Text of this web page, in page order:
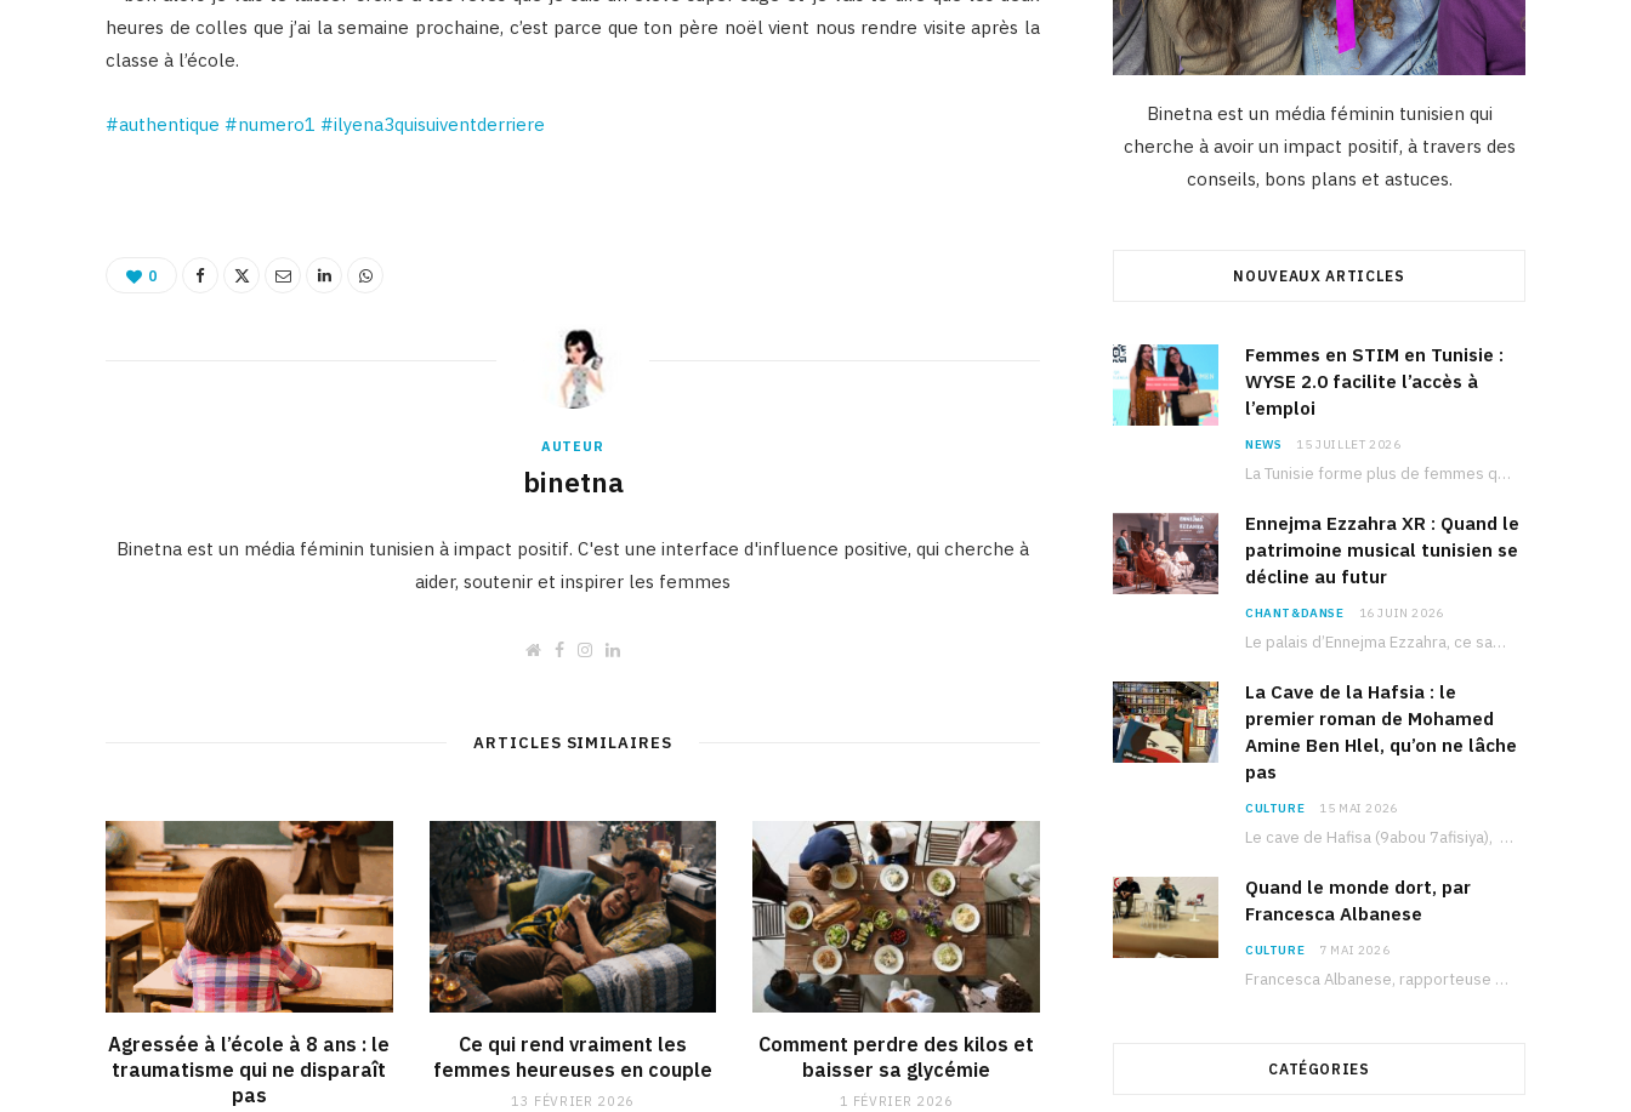
heures de colles que j’ai la semaine prochaine, c’est parce que ton père noël vient nous rendre visite après la
classe à l’école.
‪#‎authentique‬ ‪#‎numero1‬ ‪#‎ilyena3quisuiventderriere‬
0
AUTEUR
binetna
Binetna est un média féminin tunisien à impact positif. C'est une interface d'influence positive, qui cherche à
aider, soutenir et inspirer les femmes
W
t
e
F
o
o
I
g
r
L
d
I
ARTICLES SIMILAIRES
Agressée à l’école à 8 ans : le
traumatisme qui ne disparaît
pas
Ce qui rend vraiment les
femmes heureuses en couple
13 FÉVRIER 2026
Comment perdre des kilos et
baisser sa glycémie
1 FÉVRIER 2026
Binetna est un média féminin tunisien qui
cherche à avoir un impact positif, à travers des
conseils, bons plans et astuces.
NOUVEAUX ARTICLES
Femmes en STIM en Tunisie :
WYSE 2.0 facilite l’accès à
l’emploi
NEWS 15 JUILLET 2026
La Tunisie forme plus de femmes que d’hommes dans les filières scientifiques. Pourtant, pour beaucoup…
Ennejma Ezzahra XR : Quand le
patrimoine musical tunisien se
décline au futur
CHANT&DANSE 16 JUIN 2026
Le palais d’Ennejma Ezzahra, ce sanctuaire de la musique tunisienne et méditerranéenne construit par le…
La Cave de la Hafsia : le
premier roman de Mohamed
Amine Ben Hlel, qu’on ne lâche
pas
CULTURE 15 MAI 2026
Le cave de Hafisa (9abou 7afisiya), premier roman du journaliste tunisien Mohamed Amine Ben Hlel,…
Quand le monde dort, par
Francesca Albanese
CULTURE 7 MAI 2026
Francesca Albanese, rapporteuse spéciale de l’ONU sur les territoires palestiniens occupés, était à Tunis pour…
CATÉGORIES